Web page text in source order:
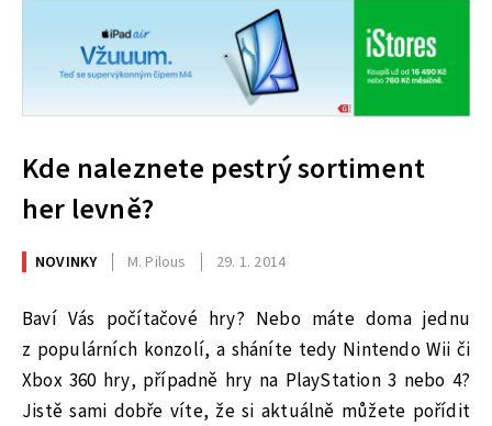
Kde naleznete pestrý sortiment
her levně?
NOVINKY M. Pilous 29. 1. 2014
Baví Vás počítačové hry? Nebo máte doma jednu
z populárních konzolí, a sháníte tedy Nintendo Wii či
Xbox 360 hry, případně hry na PlayStation 3 nebo 4?
Jistě sami dobře víte, že si aktuálně můžete pořídit